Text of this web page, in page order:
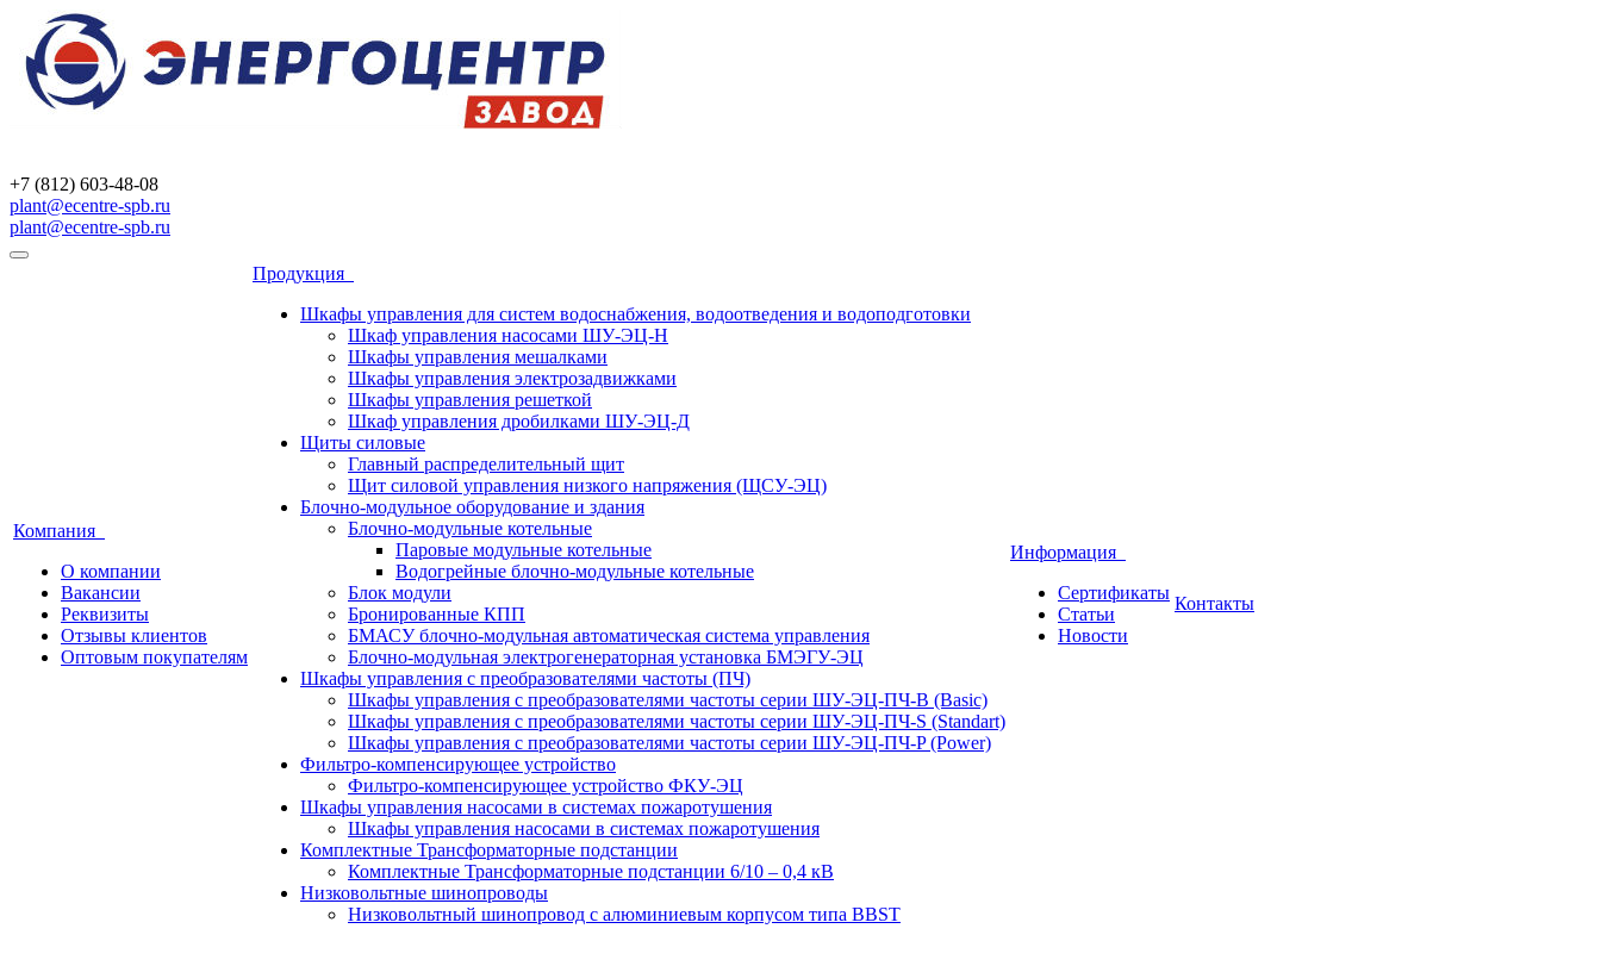
+7 (812) 603-48-08
plant@ecentre-spb.ru
plant@ecentre-spb.ru
Компания
О компании
Вакансии
Реквизиты
Отзывы клиентов
Оптовым покупателям
Продукция
Шкафы управления для систем водоснабжения, водоотведения и водоподготовки
Шкаф управления насосами ШУ-ЭЦ-Н
Шкафы управления мешалками
Шкафы управления электрозадвижками
Шкафы управления решеткой
Шкаф управления дробилками ШУ-ЭЦ-Д
Щиты силовые
Главный распределительный щит
Щит силовой управления низкого напряжения (ЩСУ-ЭЦ)
Блочно-модульное оборудование и здания
Блочно-модульные котельные
Паровые модульные котельные
Водогрейные блочно-модульные котельные
Блок модули
Бронированные КПП
БМАСУ блочно-модульная автоматическая система управления
Блочно-модульная электрогенераторная установка БМЭГУ-ЭЦ
Шкафы управления с преобразователями частоты (ПЧ)
Шкафы управления с преобразователями частоты серии ШУ-ЭЦ-ПЧ-В (Basic)
Шкафы управления с преобразователями частоты серии ШУ-ЭЦ-ПЧ-S (Standart)
Шкафы управления с преобразователями частоты серии ШУ-ЭЦ-ПЧ-P (Power)
Фильтро-компенсирующее устройство
Фильтро-компенсирующее устройство ФКУ-ЭЦ
Шкафы управления насосами в системах пожаротушения
Шкафы управления насосами в системах пожаротушения
Комплектные Трансформаторные подстанции
Комплектные Трансформаторные подстанции 6/10 – 0,4 кВ
Низковольтные шинопроводы
Низковольтный шинопровод с алюминиевым корпусом типа BBST
Информация
Сертификаты
Статьи
Новости
Контакты